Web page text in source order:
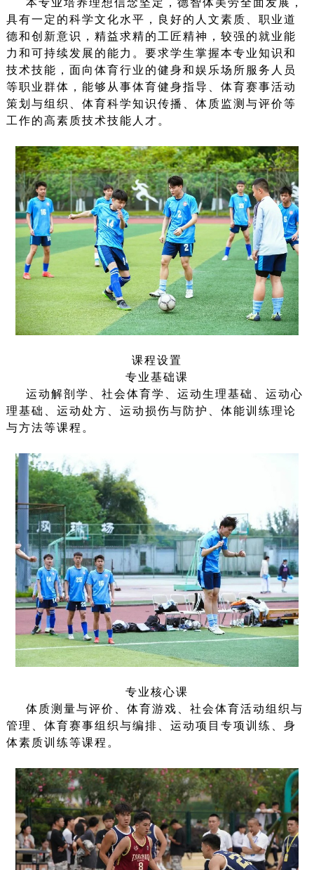
具有一定的科学文化水平，良好的人文素质、职业道
德和创新意识，精益求精的工匠精神，较强的就业能
力和可持续发展的能力。要求学生掌握本专业知识和
技术技能，面向体育行业的健身和娱乐场所服务人员
等职业群体，能够从事体育健身指导、体育赛事活动
策划与组织、体育科学知识传播、体质监测与评价等
工作的高素质技术技能人才。
课程设置
专业基础课
运动解剖学、社会体育学、运动生理基础、运动心
理基础、运动处方、运动损伤与防护、体能训练理论
与方法等课程。
专业核心课
体质测量与评价、体育游戏、社会体育活动组织与
管理、体育赛事组织与编排、运动项目专项训练、身
体素质训练等课程。